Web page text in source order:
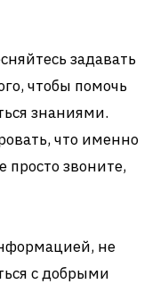
задавать
чтобы помочь
знаниями.
что именно
просто звоните,
не
с добрыми